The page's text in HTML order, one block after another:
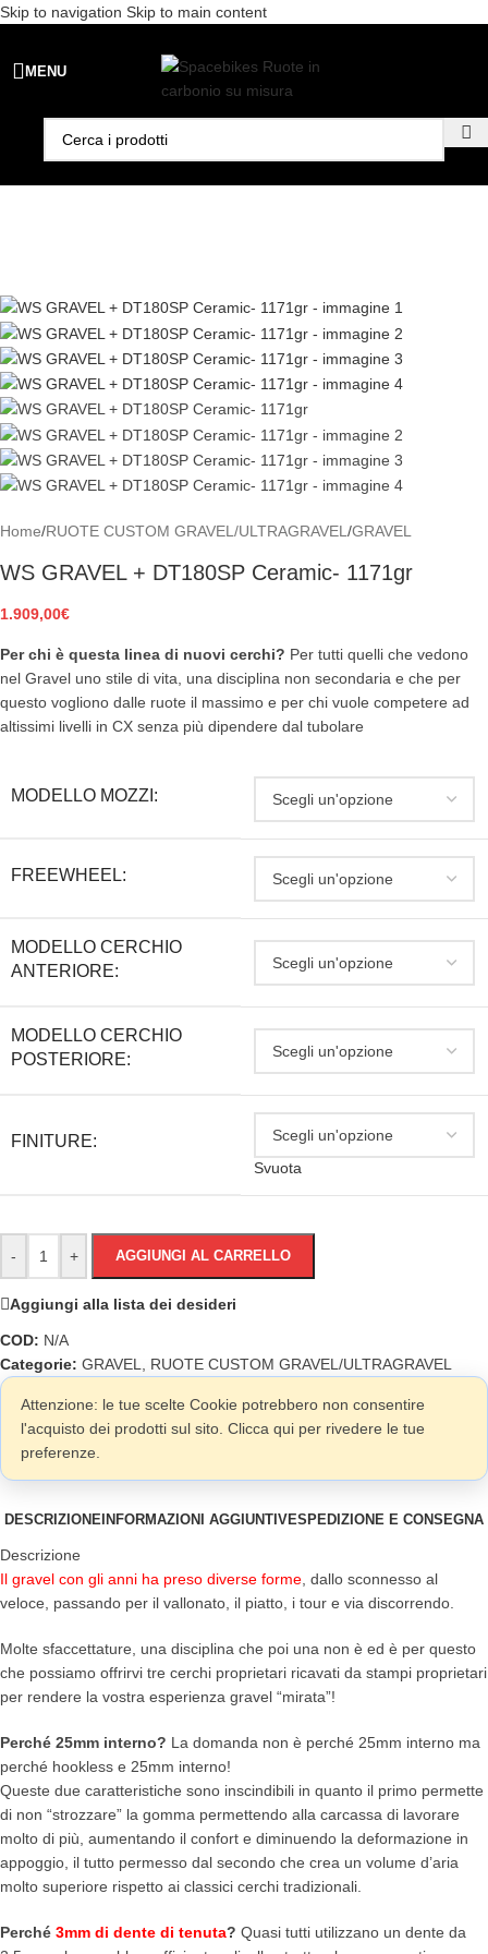
Skip to navigation Skip to main content
Spedizione gratuita per ordini superiori a €99 - 📣 Paga con PayPal in
3 rate senza interessi,
MENU
Home/RUOTE CUSTOM GRAVEL/ULTRAGRAVEL/GRAVEL
WS GRAVEL + DT180SP Ceramic- 1171gr
1.909,00€
Per chi è questa linea di nuovi cerchi? Per tutti quelli che vedono
nel Gravel uno stile di vita, una disciplina non secondaria e che per
questo vogliono dalle ruote il massimo e per chi vuole competere ad
altissimi livelli in CX senza più dipendere dal tubolare
MODELLO MOZZI:
FREEWHEEL:
MODELLO CERCHIO
ANTERIORE:
MODELLO CERCHIO
POSTERIORE:
FINITURE:
Svuota
- + AGGIUNGI AL CARRELLO
Aggiungi alla lista dei desideri
COD: N/A
Categorie: GRAVEL, RUOTE CUSTOM GRAVEL/ULTRAGRAVEL
Attenzione: le tue scelte Cookie potrebbero non consentire
l'acquisto dei prodotti sul sito. Clicca qui per rivedere le tue
preferenze.
DESCRIZIONE INFORMAZIONI AGGIUNTIVESPEDIZIONE E CONSEGNA
Descrizione
Il gravel con gli anni ha preso diverse forme, dallo sconnesso al
veloce, passando per il vallonato, il piatto, i tour e via discorrendo.
Molte sfaccettature, una disciplina che poi una non è ed è per questo
che possiamo offrirvi tre cerchi proprietari ricavati da stampi proprietari
per rendere la vostra esperienza gravel “mirata”!
Perché 25mm interno? La domanda non è perché 25mm interno ma
perché hookless e 25mm interno!
Queste due caratteristiche sono inscindibili in quanto il primo permette
di non “strozzare” la gomma permettendo alla carcassa di lavorare
molto di più, aumentando il confort e diminuendo la deformazione in
appoggio, il tutto permesso dal secondo che crea un volume d’aria
molto superiore rispetto ai classici cerchi tradizionali.
Perché 3mm di dente di tenuta? Quasi tutti utilizzano un dente da